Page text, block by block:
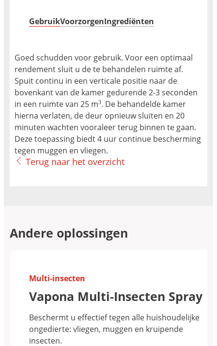
GebruikVoorzorgenIngrediënten
Goed schudden voor gebruik. Voor een optimaal
rendement sluit u de te behandelen ruimte af.
Spuit continu in een verticale positie naar de
bovenkant van de kamer gedurende 2-3 seconden
in een ruimte van 25 m3. De behandelde kamer
hierna verlaten, de deur opnieuw sluiten en 20
minuten wachten vooraleer terug binnen te gaan.
Deze toepassing biedt 4 uur continue bescherming
tegen muggen en vliegen.
Terug naar het overzicht
Andere oplossingen
Multi-insecten
Vapona Multi-Insecten Spray
Beschermt u effectief tegen alle huishoudelijke
ongedierte: vliegen, muggen en kruipende
insecten.